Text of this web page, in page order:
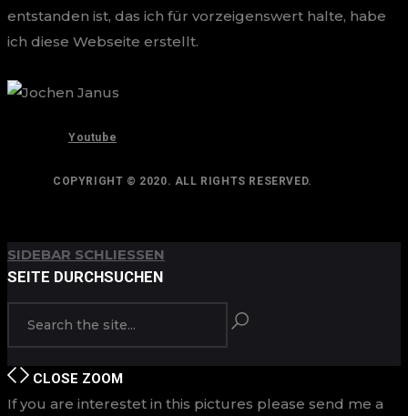
entstanden ist, das ich für vorzeigenswert halte, habe
ich diese Webseite erstellt.
Youtube
COPYRIGHT © 2020. ALL RIGHTS RESERVED.
SIDEBAR SCHLIESSEN
SEITE DURCHSUCHEN
CLOSE ZOOM
If you are interestet in this pictures please send me a